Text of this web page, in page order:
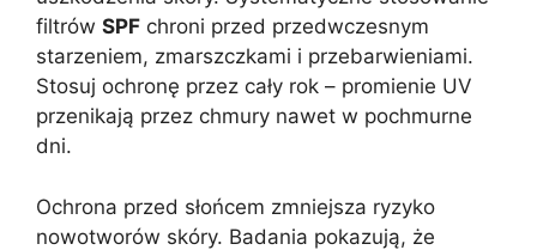
filtrów SPF chroni przed przedwczesnym
starzeniem, zmarszczkami i przebarwieniami.
Stosuj ochronę przez cały rok – promienie UV
przenikają przez chmury nawet w pochmurne
dni.
Ochrona przed słońcem zmniejsza ryzyko
nowotworów skóry. Badania pokazują, że